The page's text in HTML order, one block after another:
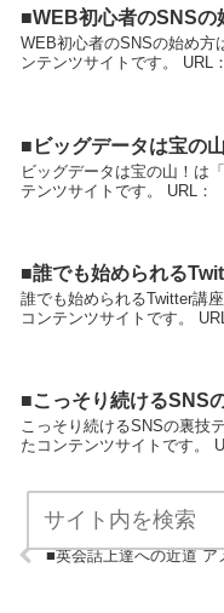
■WEB初心者のSNSの
WEB初心者のSNSの始め方
ンテンツサイトです。 URL：
■ビッグデータは宝の山
ビッグデータは宝の山！は
テンツサイトです。 URL：
■誰でも始められる
誰でも始められるTwitter講
コンテンツサイトです。
■こっそり続けるSNS
こっそり続けるSNSの裏技
たコンテンツサイトです。
■英会話上達への近道 ア